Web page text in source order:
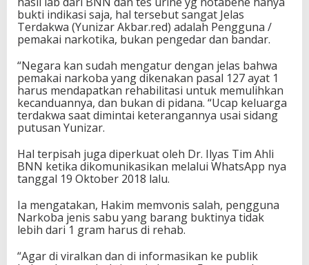
bukti indikasi saja, hal tersebut sangat Jelas
Terdakwa (Yunizar Akbar.red) adalah Pengguna /
pemakai narkotika, bukan pengedar dan bandar.
“Negara kan sudah mengatur dengan jelas bahwa
pemakai narkoba yang dikenakan pasal 127 ayat 1
harus mendapatkan rehabilitasi untuk memulihkan
kecanduannya, dan bukan di pidana. “Ucap keluarga
terdakwa saat dimintai keterangannya usai sidang
putusan Yunizar.
Hal terpisah juga diperkuat oleh Dr. Ilyas Tim Ahli
BNN ketika dikomunikasikan melalui WhatsApp nya
tanggal 19 Oktober 2018 lalu.
Ia mengatakan, Hakim memvonis salah, pengguna
Narkoba jenis sabu yang barang buktinya tidak
lebih dari 1 gram harus di rehab.
“Agar di viralkan dan di informasikan ke publik